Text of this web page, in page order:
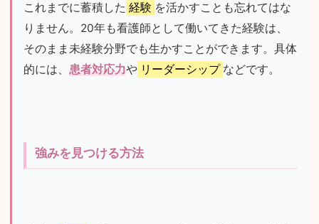
これまでに蓄積した 経験 を活かすことも忘れてはな
りません。20年も看護師として働いてきた経験は、
そのまま未経験分野でも生かすことができます。具体
的には、 患者対応力や リーダーシップ などです。
強みを見つける方法